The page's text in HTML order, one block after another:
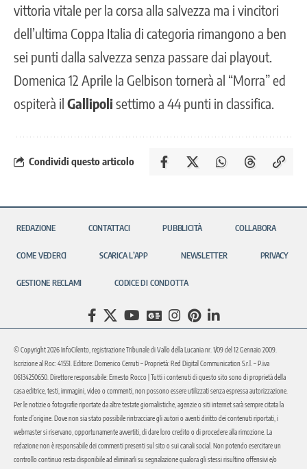
vittoria vitale per la corsa alla salvezza ma i vincitori
dell’ultima Coppa Italia di categoria rimangono a ben
sei punti dalla salvezza senza passare dai playout.
Domenica 12 Aprile la Gelbison tornerà al “Morra” ed
ospiterà il Gallipolisettimo a 44 punti in classifica.
Condividi questo articolo
REDAZIONE CONTATTACI PUBBLICITÀ COLLABORA
COME VEDERCI SCARICA L’APP NEWSLETTER PRIVACY
GESTIONE RECLAMI CODICE DI CONDOTTA
© Copyright 2026 InfoCilento, registrazione Tribunale di Vallo della Lucania nr. 1/09 del 12 Gennaio 2009.
Iscrizione al Roc: 41551. Editore: Domenico Cerruti – Proprietà: Red Digital Communication S.r.l. – P.iva
06134250650. Direttore responsabile: Ernesto Rocco | Tutti i contenuti di questo sito sono di proprietà della
casa editrice, testi, immagini, video o commenti, non possono essere utilizzati senza espressa autorizzazione.
Per le notizie o fotografie riportate da altre testate giornalistiche, agenzie o siti internet sarà sempre citata la
fonte d’origine. Dove non sia stato possibile rintracciare gli autori o aventi diritto dei contenuti riportati, i
webmaster si riservano, opportunamente avvertiti, di dare loro credito o di procedere alla rimozione. La
redazione non è responsabile dei commenti presenti sul sito o sui canali social. Non potendo esercitare un
controllo continuo resta disponibile ad eliminarli su segnalazione qualora gli stessi risultino offensivi e/o